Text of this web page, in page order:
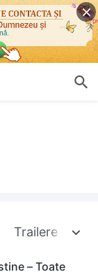
Trailere
– Toate